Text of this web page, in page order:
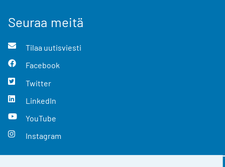
Seuraa meitä
Tilaa uutisviesti
Facebook
Twitter
LinkedIn
YouTube
Instagram